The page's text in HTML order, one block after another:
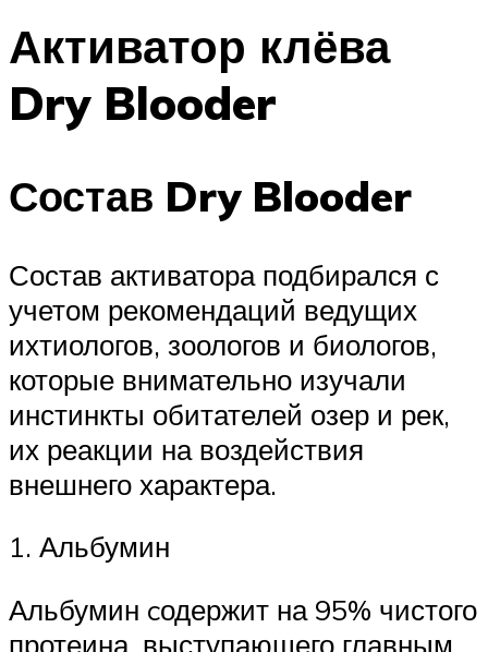
Активатор клёва
Dry Blooder
Состав Dry Blooder
Состав активатора подбирался с
учетом рекомендаций ведущих
ихтиологов, зоологов и биологов,
которые внимательно изучали
инстинкты обитателей озер и рек,
их реакции на воздействия
внешнего характера.
1. Альбумин
Альбумин cодержит на 95% чистого
протеина, выступающего главным